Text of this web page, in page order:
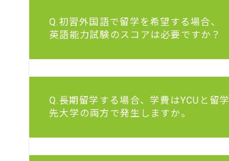
Q.初習外国語で留学を希望する場合、
英語能力試験のスコアは必要ですか？
Q.長期留学する場合、学費はYCUと留学
先大学の両方で発生しますか。